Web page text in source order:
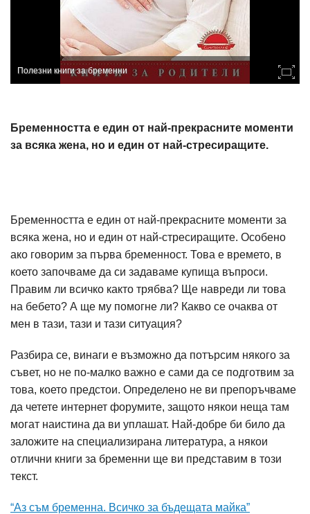
Полезни книги за бременни
Бременността е един от най-прекрасните моменти
за всяка жена, но и един от най-стресиращите.
Бременността е един от най-прекрасните моменти за
всяка жена, но и един от най-стресиращите. Особено
ако говорим за първа бременност. Това е времето, в
което започваме да си задаваме купища въпроси.
Правим ли всичко както трябва? Ще навреди ли това
на бебето? А ще му помогне ли? Какво се очаква от
мен в тази, тази и тази ситуация?
Разбира се, винаги е възможно да потърсим някого за
съвет, но не по-малко важно е сами да се подготвим за
това, което предстои. Определено не ви препоръчваме
да четете интернет форумите, защото някои неща там
могат наистина да ви уплашат. Най-добре би било да
заложите на специализирана литература, а някои
отлични книги за бременни ще ви представим в този
текст.
“Аз съм бременна. Всичко за бъдещата майка”